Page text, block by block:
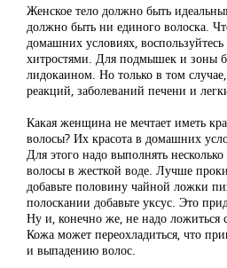
Женское тело должно быть
должно быть ни единого волоска.
домашних условиях,
хитростями. Для подмышек и зоны
лидокаином. Но только в том
реакций, заболеваний печени и
Какая женщина не мечтает иметь
волосы? Их красота в домашних
Для этого надо выполнять
волосы в жесткой воде. Лучше
добавьте половину чайной ложки
полоскании добавьте уксус. Это
Ну и, конечно же, не надо ложиться
Кожа может переохладиться, что
и выпадению волос.